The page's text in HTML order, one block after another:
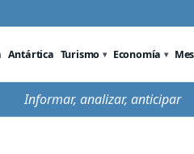
Antártica Turismo Economía
Informar, analizar, anticipar